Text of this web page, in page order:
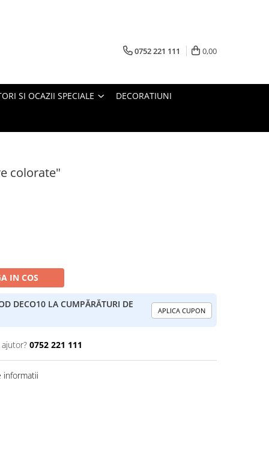
0752 221 111 0,00
SI OCAZII SPECIALE DECORATIUNI
colorate"
IN COS
DECO10 LA CUMPĂRĂTURI DE
APLICA CUPON
0752 221 111
informatii